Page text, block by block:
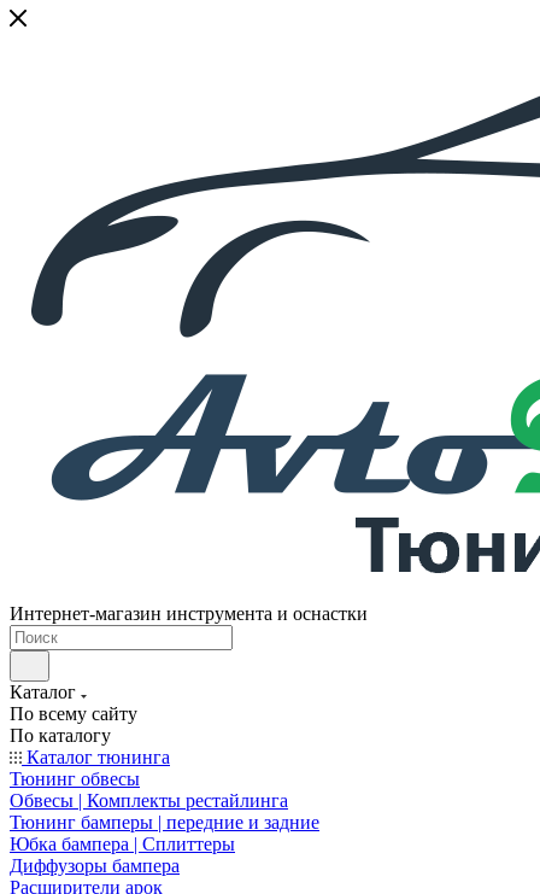
Интернет-магазин инструмента и оснастки
Каталог
По всему сайту
По каталогу
Каталог тюнинга
Тюнинг обвесы
Обвесы | Комплекты рестайлинга
Тюнинг бамперы | передние и задние
Юбка бампера | Сплиттеры
Диффузоры бампера
Расширители арок